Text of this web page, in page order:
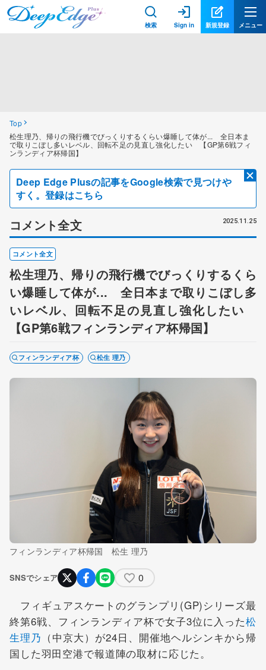
検索 Sign in 新規登録 メニュー
Top
松生理乃、帰りの飛行機でびっくりするくらい爆睡して体が... 全日本ま
で取りこぼし多いレベル、回転不足の見直し強化したい 【GP第6戦フィ
ンランディア杯帰国】
Deep Edge Plusの記事をGoogle検索で見つけや
すく。登録はこちら
コメント全文 2025.11.25
コメント全文
松生理乃、帰りの飛行機でびっくりするくら
い爆睡して体が... 全日本まで取りこぼし多
いレベル、回転不足の見直し強化したい
【GP第6戦フィンランディア杯帰国】
フィンランディア杯 松生 理乃
フィンランディア杯帰国 松生 理乃
SNSでシェア 0
フィギュアスケートのグランプリ(GP)シリーズ最
終第6戦、フィンランディア杯で女子3位に入った松
生理乃 （中京大）が24日、開催地ヘルシンキから帰
国した羽田空港で報道陣の取材に応じた。